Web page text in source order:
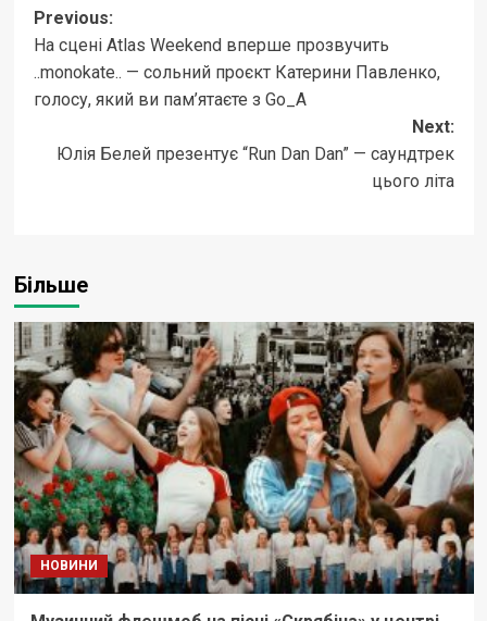
Post
navigation
Previous:
На сцені Atlas Weekend вперше прозвучить
..monokate.. — сольний проєкт Катерини Павленко,
голосу, який ви пам’ятаєте з Go_A
Next:
Юлія Белей презентує “Run Dan Dan” — саундтрек
цього літа
Більше
НОВИНИ